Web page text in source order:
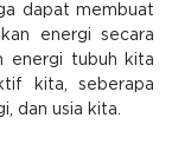
dapat membuat
energi secara
energi tubuh kita
kita, seberapa
dan usia kita.